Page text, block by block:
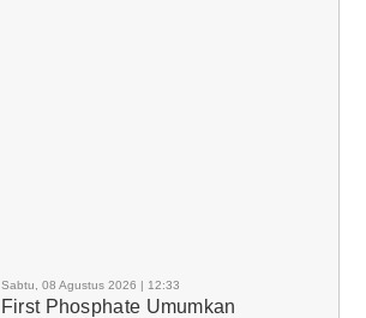
Sabtu, 08 Agustus 2026 | 12:33
First Phosphate Umumkan